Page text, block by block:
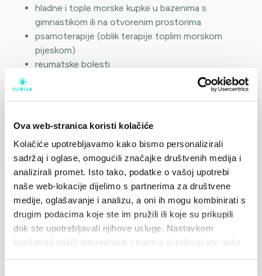
Ova web-stranica koristi kolačiće
Kolačiće upotrebljavamo kako bismo personalizirali
sadržaj i oglase, omogućili značajke društvenih medija i
analizirali promet. Isto tako, podatke o vašoj upotrebi
naše web-lokacije dijelimo s partnerima za društvene
medije, oglašavanje i analizu, a oni ih mogu kombinirati s
drugim podacima koje ste im pružili ili koje su prikupili
dok ste upotrebljavali njihove usluge. Nastavkom
korištenja naših internetskih stranica vi prihvaćate našu
hladne i tople morske kupke u bazenima s
gimnastikom ili na otvorenim prostorima
psamoterapije (oblik terapije toplim morskom
pijeskom)
reumatske bolesti
bolesti dišnih puteva (bronhalna astma, bronhitis),
kardiovaskularne bolesti, postraumatska stanja,
Među darovima prirode, kojima zadarsko područje obiluje,
sigurno je jedan od najvrjednijih ljekovito blato (peloid)
koje se nalazi u blizini znamenite duge pješčane Kraljičine
plaže. Njegovu su djelotvornost provjerili deseci tisuća
ljudi koji, u organizaciji i uz nadzor već četiri desetljeća
blato koriste za liječenje raznih tegoba kao što su: